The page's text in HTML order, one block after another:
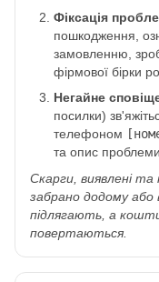
Фіксація
пошкодження,
замовленню,
фірмової бірки
Негайне
посилки)
телефоном
та опис
Скарги, виявлені та
забрано додому або
підлягають, а
повертаються.